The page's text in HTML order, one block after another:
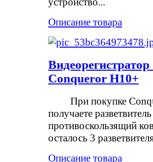
Описание товара
Conqueror H10+
При покупке
получаете
противоскользящий
осталось 3
Описание товара